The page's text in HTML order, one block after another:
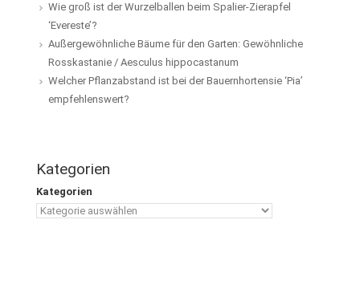
Wie groß ist der Wurzelballen beim Spalier-Zierapfel
‘Evereste’?
Außergewöhnliche Bäume für den Garten: Gewöhnliche
Rosskastanie / Aesculus hippocastanum
Welcher Pflanzabstand ist bei der Bauernhortensie ‘Pia’
empfehlenswert?
Kategorien
Kategorien